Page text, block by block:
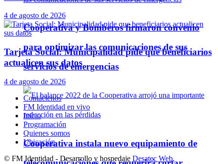
Cooperativa y Bomberos firmaron convenio
para optimizar las comunicaciones de sus
servicios de emergencias
Cooperativa instala nuevo equipamiento de
4 de agosto de 2026
Tarjeta Social: Municipalidad pide que beneficiarios
actualicen sus datos
4 de agosto de 2026
Contáctenos
FM Identidad en vivo
Inicio
Programación
Quienes somos
Ubicación
© FM Identidad - Desarrollo y hospedaje Desatec Web.